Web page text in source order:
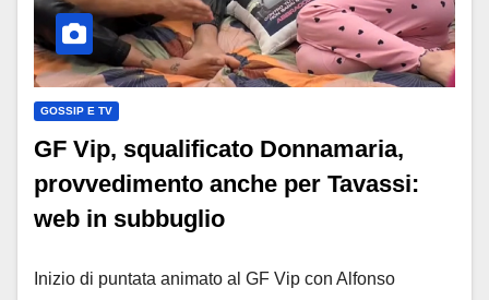
GOSSIP E TV
GF Vip, squalificato Donnamaria,
provvedimento anche per Tavassi:
web in subbuglio
Inizio di puntata animato al GF Vip con Alfonso